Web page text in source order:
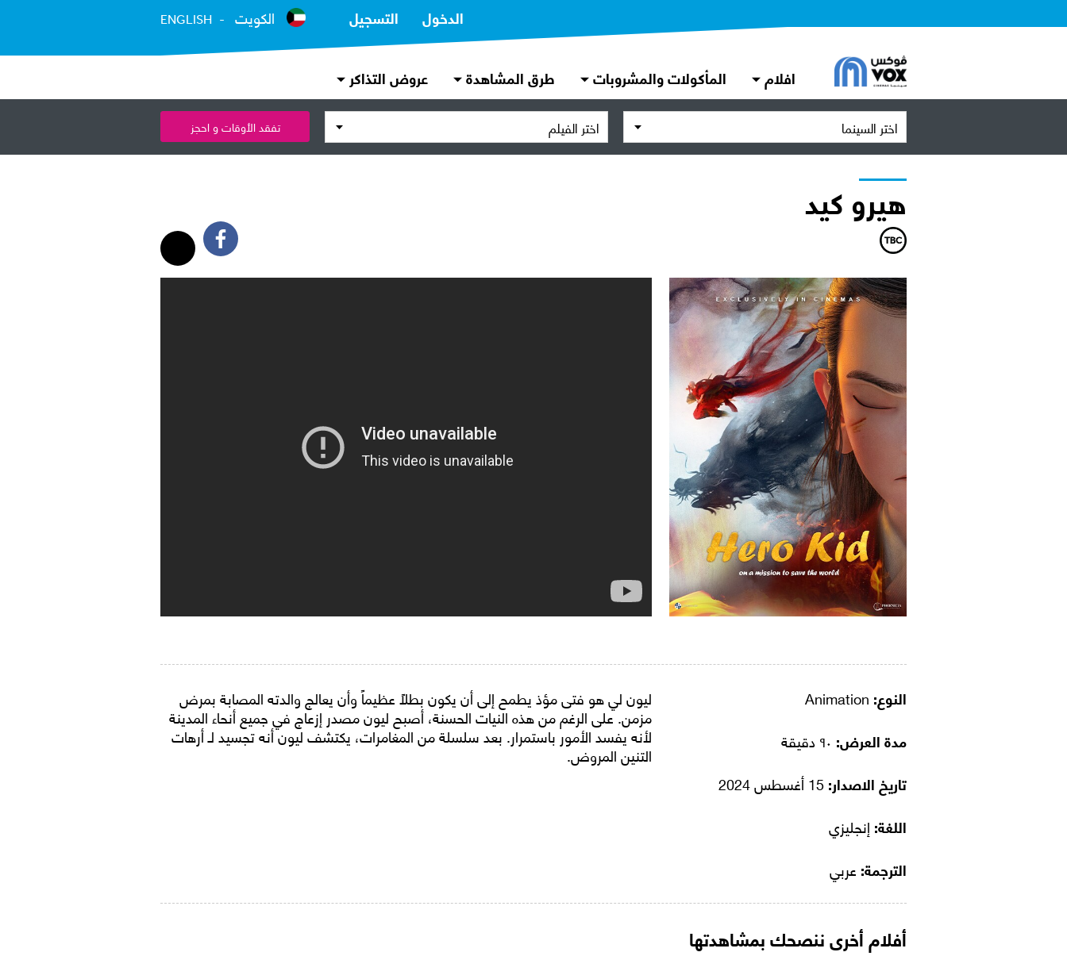
الدخول التسجيل الكويت ENGLISH
افلام المأكولات والمشروبات طرق المشاهدة عروض التذاكر
اختر السينما اختر الفيلم تفقد الأوقات و احجز
هيرو كيد
النوع:
مدة العرض:
تاريخ الاصدار:
اللغة: إنجليزي
الترجمة: عربي
ليون لي هو فتى مؤذ يطمح إلى أن يكون بطلاً عظيماً وأن يعالج والدته المصابة بمرض
مزمن. على الرغم من هذه النيات الحسنة، أصبح ليون مصدر إزعاج في جميع أنحاء المدينة
لأنه يفسد الأمور باستمرار. بعد سلسلة من المغامرات، يكتشف ليون أنه تجسيد لـ أرهات
التنين المروض.
أفلام أخرى ننصحك بمشاهدتها